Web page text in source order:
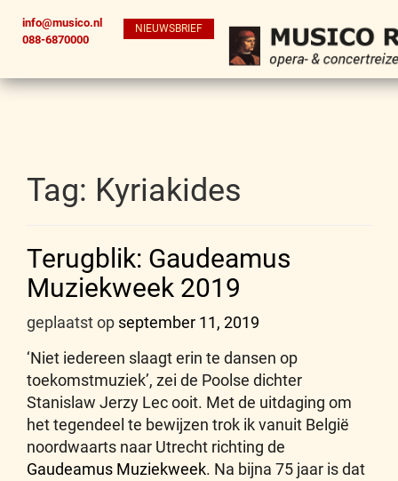
info@musico.nl
088-6870000
NIEUWSBRIEF
Tag: Kyriakides
Terugblik: Gaudeamus
Muziekweek 2019
geplaatst op september 11, 2019
‘Niet iedereen slaagt erin te dansen op
toekomstmuziek’, zei de Poolse dichter
Stanislaw Jerzy Lec ooit. Met de uitdaging om
het tegendeel te bewijzen trok ik vanuit België
noordwaarts naar Utrecht richting de
Gaudeamus Muziekweek. Na bijna 75 jaar is dat